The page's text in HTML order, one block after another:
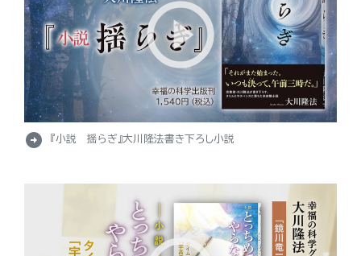
arrow_circle_right 『小説 揺らぎ』大川隆法書き下ろし小説